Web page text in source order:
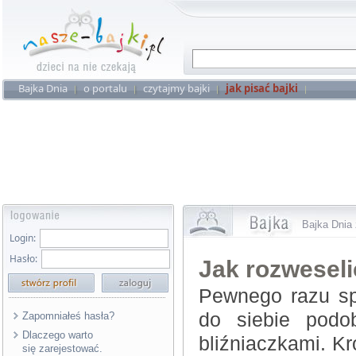
Bajka Dnia o portalu czytajmy bajki jak pisać bajki
Login:
Hasło:
Zapomniałeś hasła?
Dlaczego warto
się zarejestować.
Bajka Dnia
Jak
Pewnego razu
do siebie
bliźniaczkami.